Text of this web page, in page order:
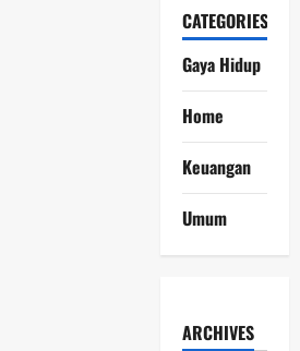
CATEGORIES
Gaya Hidup
Home
Keuangan
Umum
ARCHIVES